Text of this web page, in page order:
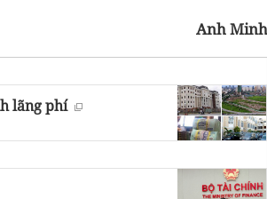
Anh Minh
lãng phí